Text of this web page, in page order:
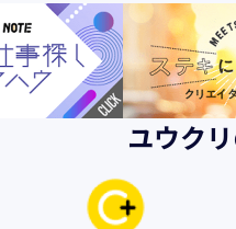
させていただく方法
当社に対し、電子メール、
て、ご提供いただいた個人
いただきます。
・当社等へアクセスされた
す。これらの情報には、利
話の種類、IPアドレスなど
ユウク